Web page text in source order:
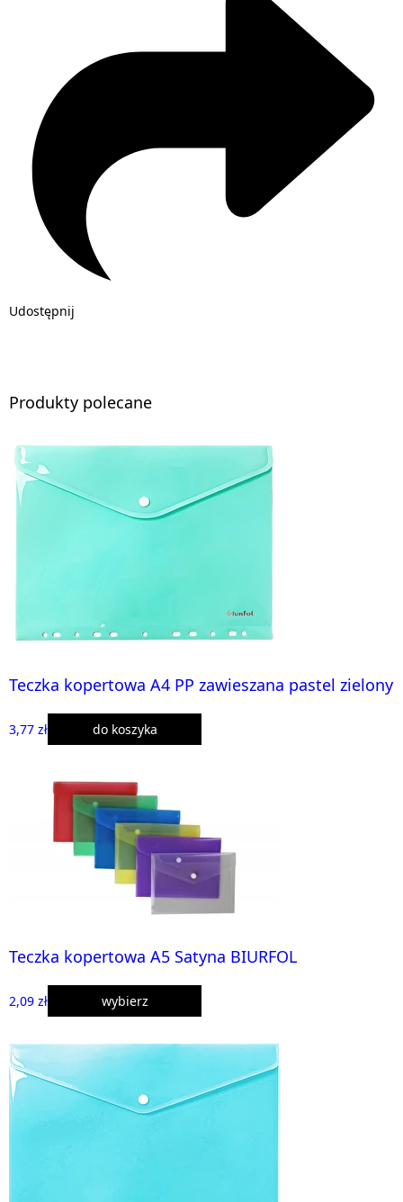
Udostępnij
Produkty polecane
Teczka kopertowa A4 PP zawieszana pastel zielony
3,77 zł do koszyka
Teczka kopertowa A5 Satyna BIURFOL
2,09 zł wybierz